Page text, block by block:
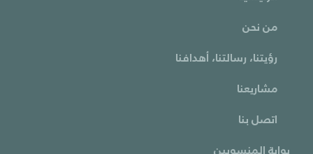
من نحن
رؤيتنا، رسالتنا، أهدافنا
مشاريعنا
اتصل بنا